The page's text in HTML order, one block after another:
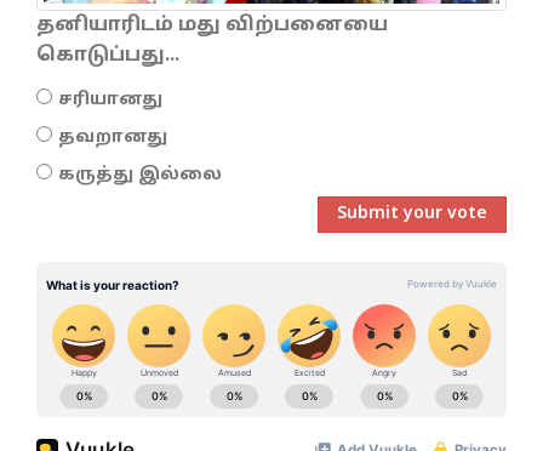
தனியாரிடம் மது விற்பனையை
கொடுப்பது...
சரியானது
தவறானது
கருத்து இல்லை
Submit your vote